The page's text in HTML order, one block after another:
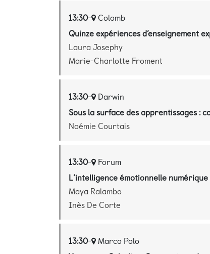
13:30- Colomb
Quinze expériences d’enseignement
Laura Josephy
Marie-Charlotte Froment
13:30- Darwin
Sous la surface des apprentissages :
Noémie Courtais
13:30- Forum
L’intelligence émotionnelle
Maya Ralambo
Inès De Corte
13:30- Marco Polo